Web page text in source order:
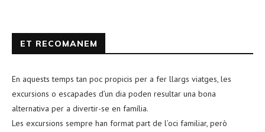
ET RECOMANEM
En aquests temps tan poc propicis per a fer llargs viatges, les
excursions o escapades d’un dia poden resultar una bona
alternativa per a divertir-se en família.
Les excursions sempre han format part de l’oci familiar, però